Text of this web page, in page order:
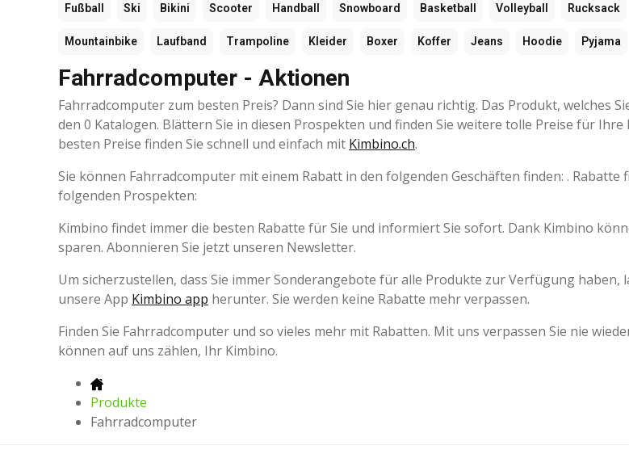
Fußball Ski Bikini Scooter Handball Snowboard Basketball Volleyball Rucksack
Mountainbike Laufband Trampoline Kleider Boxer Koffer Jeans Hoodie Pyjama
Fahrradcomputer - Aktionen
Fahrradcomputer zum besten Preis? Dann sind Sie hier genau richtig. Das Produkt, welches
den 0 Katalogen. Blättern Sie in diesen Prospekten und finden Sie weitere tolle Preise für
besten Preise finden Sie schnell und einfach mit Kimbino.ch.
Sie können Fahrradcomputer mit einem Rabatt in den folgenden Geschäften finden: . Rabatte
folgenden Prospekten:
Kimbino findet immer die besten Rabatte für Sie und informiert Sie sofort. Dank Kimbino
sparen. Abonnieren Sie jetzt unseren Newsletter.
Um sicherzustellen, dass Sie immer Sonderangebote für alle Produkte zur Verfügung haben,
unsere App Kimbino app herunter. Sie werden keine Rabatte mehr verpassen.
Finden Sie Fahrradcomputer und so vieles mehr mit Rabatten. Mit uns verpassen Sie nie
können auf uns zählen, Ihr Kimbino.
Produkte
Fahrradcomputer